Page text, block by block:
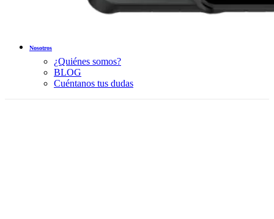
Nosotros
¿Quiénes somos?
BLOG
Cuéntanos tus dudas